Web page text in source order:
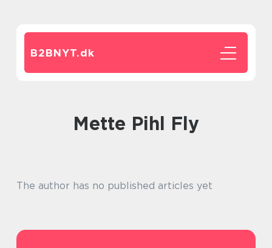
B2BNYT.dk
Mette Pihl Fly
The author has no published articles yet